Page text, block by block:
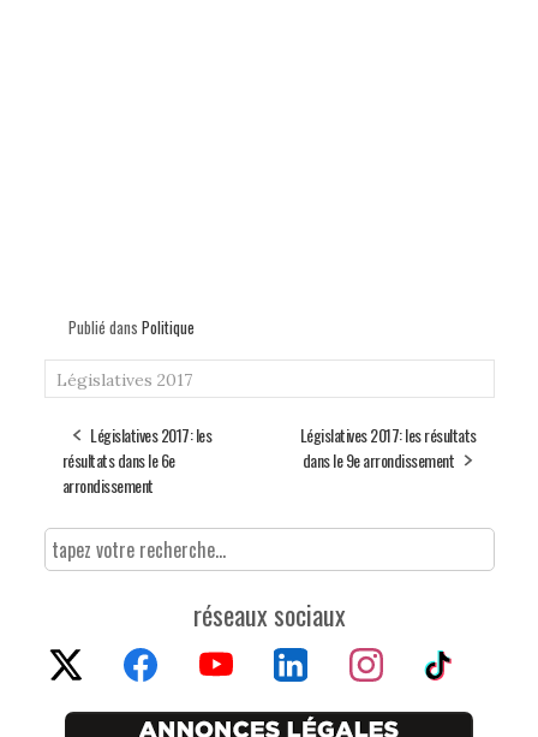
Publié dans Politique
Législatives 2017
Législatives 2017: les
résultats dans le 6e
arrondissement
Législatives 2017: les résultats
dans le 9e arrondissement
réseaux sociaux